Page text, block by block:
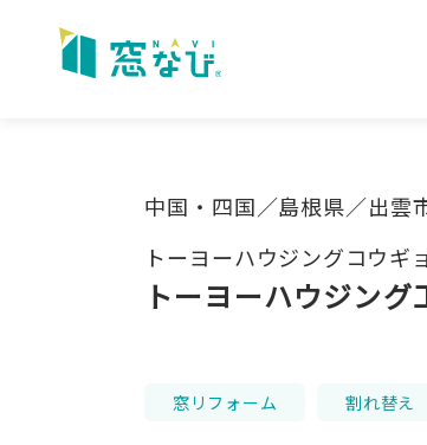
content
中国・四国／島根県／出雲
トーヨーハウジングコウギ
トーヨーハウジン
窓リフォーム 割れ替え